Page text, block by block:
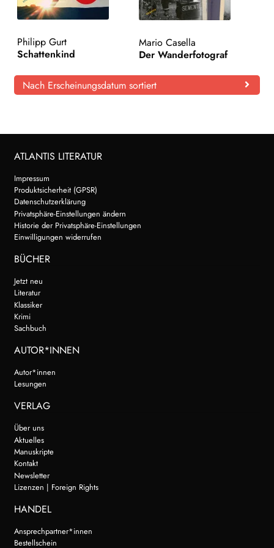
Philipp Gurt
Schattenkind
Mario Casella
Der Wanderfotograf
Nach Erscheinungsdatum sortiert
ATLANTIS LITERATUR
Impressum
Produktsicherheit (GPSR)
Datenschutzerklärung
Privatsphäre-Einstellungen ändern
Historie der Privatsphäre-Einstellungen
Einwilligungen widerrufen
BÜCHER
Jetzt neu
Literatur
Klassiker
Krimi
Sachbuch
AUTOR*INNEN
Autor*innen
Lesungen
VERLAG
Über uns
Aktuelles
Manuskripte
Kontakt
Newsletter
Lizenzen | Foreign Rights
HANDEL
Ansprechpartner*innen
Bestellschein